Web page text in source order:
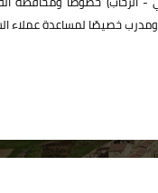
خصيصًا لمساعدة عملاء